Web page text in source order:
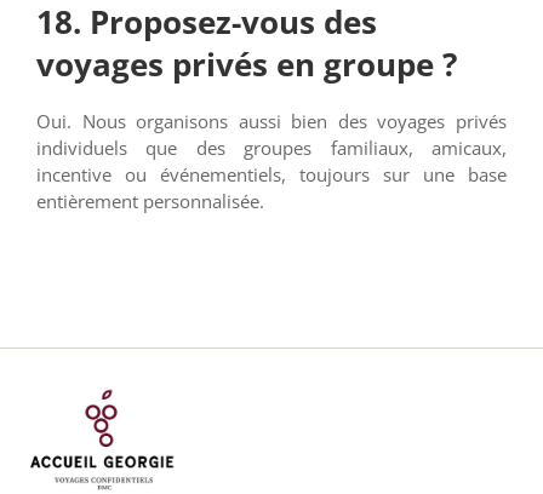
18. Proposez-vous des
voyages privés en groupe ?
Oui. Nous organisons aussi bien des voyages privés
individuels que des groupes familiaux, amicaux,
incentive ou événementiels, toujours sur une base
entièrement personnalisée.